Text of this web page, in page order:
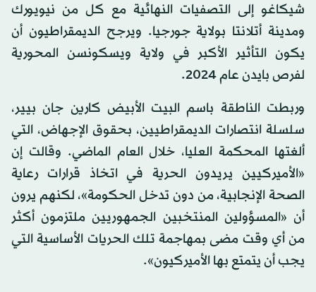
شيكاغو إلى التصفيات النهائية مع كل من نيويورك
ومدينة أتلانتا بولاية جورجيا. ويرجح الديمقراطيون أن
يكون التأثير الأكبر في ولاية ويسكونسن المحورية
لفرص بايدن عام 2024.
وربطت الناطقة باسم البيت الأبيض كارين جان بيير،
سلسلة انتصارات الديمقراطيين، بحقوق الإجهاض، التي
ألغتها المحكمة العليا، خلال العام الماضي. وقالت إن
«الأميركيين يريدون الحرية في اتخاذ قرارات رعاية
الصحة الإنجابية، من دون تدخل الحكومة»، لكنهم يرون
أن «المسؤولين المنتخبين الجمهوريين ملتزمون أكثر
من أي وقت مضى بمهاجمة تلك الحريات الأساسية التي
يجب أن يتمتع بها الأميركيون».